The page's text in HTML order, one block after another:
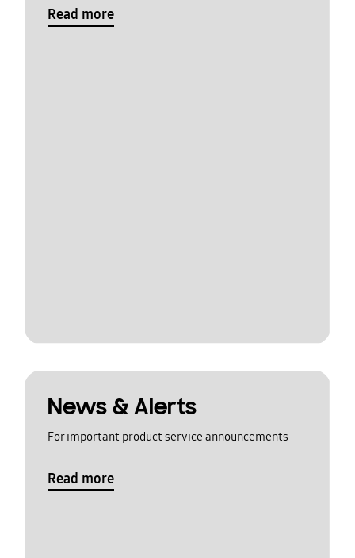
Read more
News & Alerts
For important product service announcements
Read more